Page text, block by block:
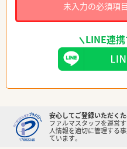
未入力の必須項
LINE連携
安心してご登録いただく
ファルマスタッフを運営す
人情報を適切に管理する
ています。